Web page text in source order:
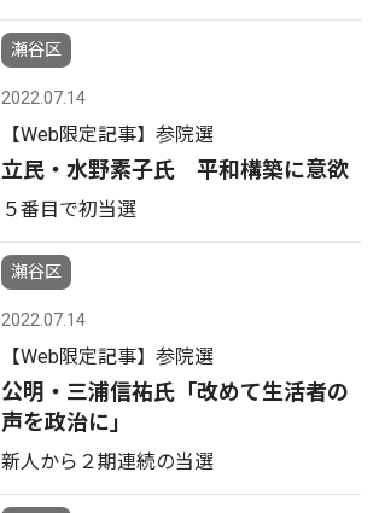
瀬谷区
2022.07.14
【Web限定記事】参院選
立民・水野素子氏 平和構築に意欲
５番目で初当選
瀬谷区
2022.07.14
【Web限定記事】参院選
公明・三浦信祐氏「改めて生活者の
声を政治に」
新人から２期連続の当選